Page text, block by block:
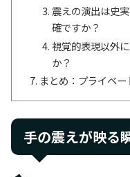
震えの演出は史
確ですか？
視覚的表現以外
か？
まとめ：プライベ
手の震えが映る